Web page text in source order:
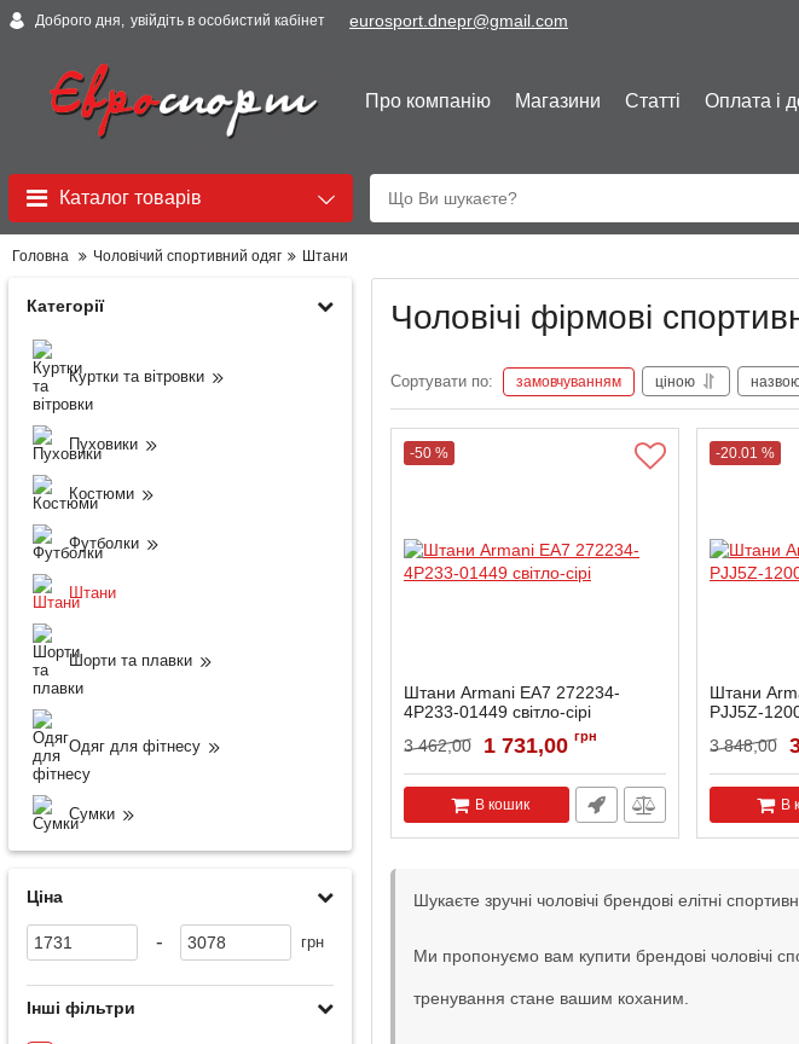
Доброго дня, увійдіть в особистий кабінет eurosport.dnepr@gmail.com
Про компанію Магазини Статті Оплата і
Каталог товарів
Головна Чоловічий спортивний одяг Штани
Категорії
Куртки та вітровки
Пуховики
Костюми
Футболки
Штани
Шорти та плавки
Одяг для фітнесу
Сумки
Ціна
- грн
Інші фільтри
Чоловічі фірмові
Сортувати по: замовчуванням ціною
-50 %
Штани Armani EA7 272234-
4P233-01449 світло-сірі
272234-4P233-1449-S
3 462,00 1 731,00 грн
В кошик
-20.01 %
Штани
PJJ5Z-
3 848,00
В
Шукаєте зручні чоловічі брендові елітні
Ми пропонуємо вам купити брендові чоловічі
тренування стане вашим коханим.